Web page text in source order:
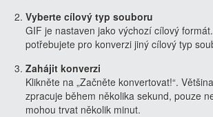
Vyberte cílový typ souboru
GIF je nastaven jako výchozí cílový
potřebujete pro konverzi jiný cílový typ
Zahájit konverzi
Klikněte na „Začněte konvertovat!“.
zpracuje během několika sekund, pouze
mohou trvat několik minut.